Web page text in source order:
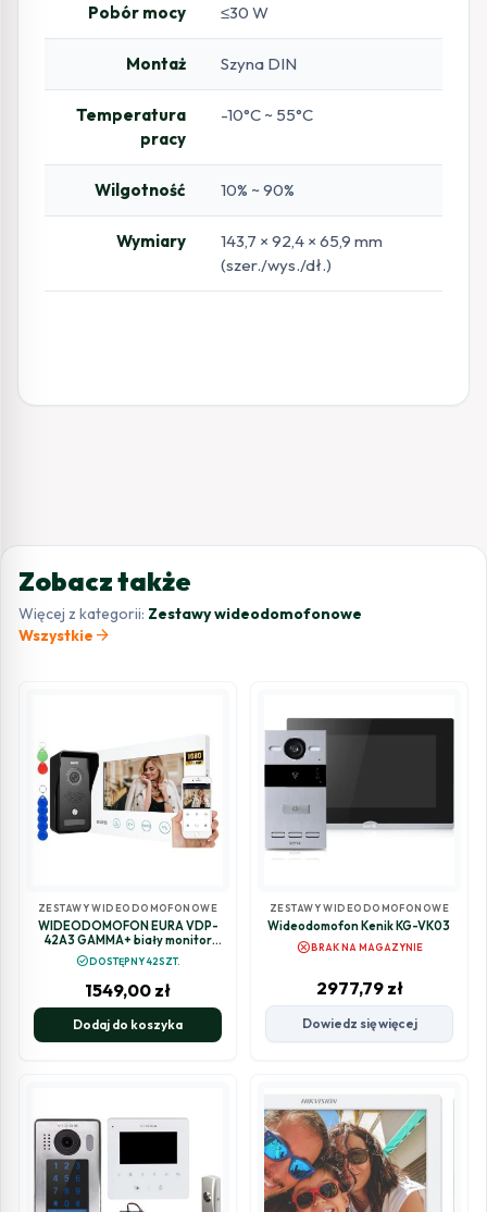
Pobór mocy ≤30 W
Montaż Szyna DIN
Temperatura
pracy
-10°C ~ 55°C
Wilgotność 10% ~ 90%
Wymiary
143,7 × 92,4 × 65,9 mm
(szer./wys./dł.)
Zobacz także
Więcej z kategorii: Zestawy wideodomofonowe
Wszystkie arrow_forward
ZESTAWY WIDEODOMOFONOWE
WIDEODOMOFON EURA VDP-
42A3 GAMMA+ biały monitor
check_circleDOSTĘPNY 42SZT.
1549,00 zł
Dodaj do koszyka
ZESTAWY WIDEODOMOFONOWE
Wideodomofon Kenik KG-VK03
cancelBRAK NA MAGAZYNIE
2977,79 zł
Dowiedz się więcej